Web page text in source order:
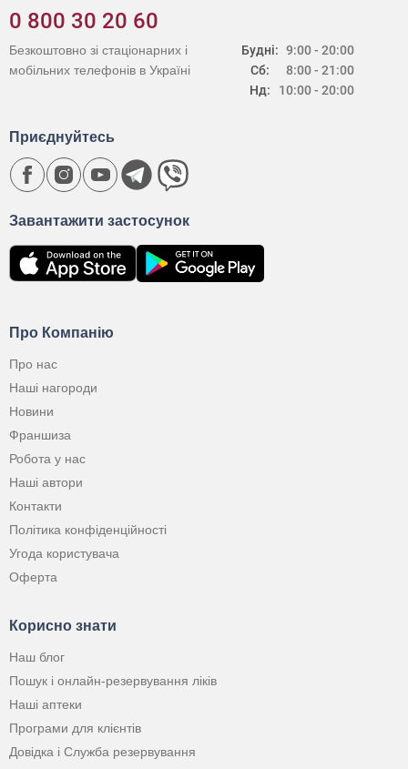
0 800 30 20 60
Будні:
Сб:
Нд:
9:00 - 20:00
8:00 - 21:00
10:00 - 20:00
Безкоштовно зі стаціонарних і
мобільних телефонів в Україні
Про Компанію
Про нас
Наші нагороди
Новини
Франшиза
Робота у нас
Наші автори
Контакти
Політика конфіденційності
Угода користувача
Оферта
Корисно знати
Наш блог
Пошук і онлайн-резервування ліків
Наші аптеки
Програми для клієнтів
Довідка і Служба резервування
Завантажити застосунок
Приєднуйтесь